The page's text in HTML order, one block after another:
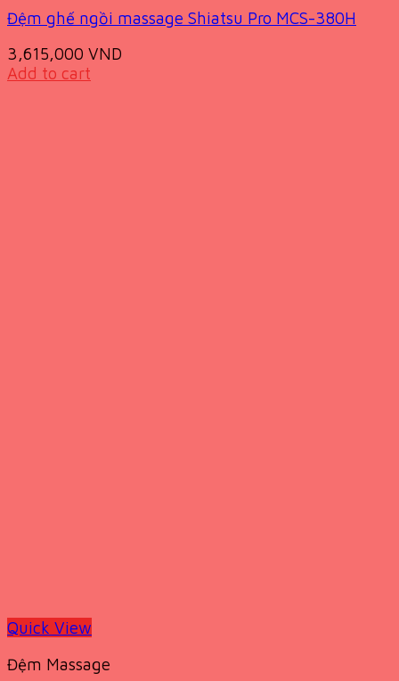
Đệm ghế ngồi massage Shiatsu Pro MCS-380H
3,615,000 VND
Add to cart
Quick View
Đệm Massage